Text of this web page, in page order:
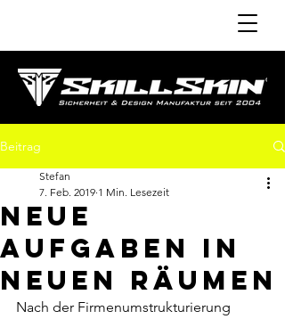
Beitrag
NEUE
AUFGABEN IN
NEUEN RÄUMEN
Stefan
7. Feb. 2019 1 Min. Lesezeit
Nach der Firmenumstrukturierung